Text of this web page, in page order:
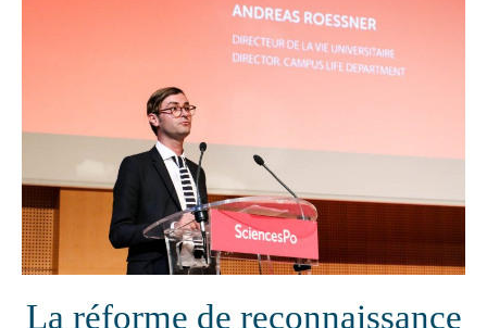
La réforme de reconnaissance